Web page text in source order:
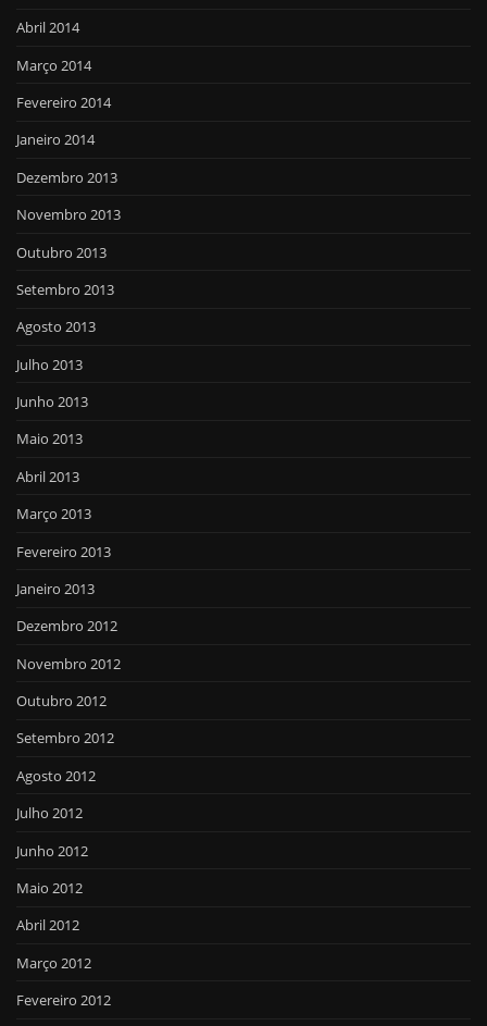
Abril 2014
Março 2014
Fevereiro 2014
Janeiro 2014
Dezembro 2013
Novembro 2013
Outubro 2013
Setembro 2013
Agosto 2013
Julho 2013
Junho 2013
Maio 2013
Abril 2013
Março 2013
Fevereiro 2013
Janeiro 2013
Dezembro 2012
Novembro 2012
Outubro 2012
Setembro 2012
Agosto 2012
Julho 2012
Junho 2012
Maio 2012
Abril 2012
Março 2012
Fevereiro 2012